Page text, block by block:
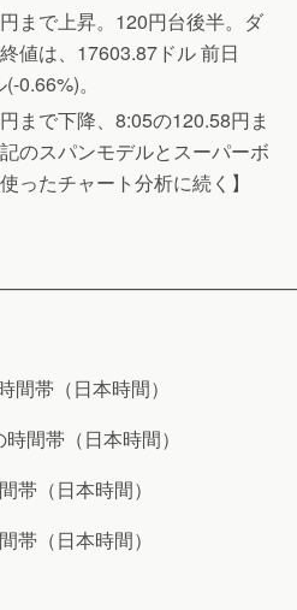
まで上昇。120円台後半。ダ
値は、17603.87ドル 前日
0.66%)。
まで下降、8:05の120.58円ま
のスパンモデルとスーパーボ
ったチャート分析に続く】
間帯（日本時間）
間帯（日本時間）
帯（日本時間）
帯（日本時間）